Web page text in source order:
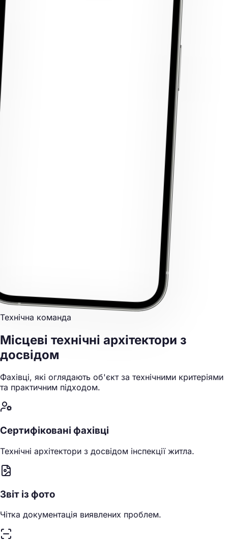
Технічна команда
Місцеві технічні архітектори з
досвідом
Фахівці, які оглядають об'єкт за технічними критеріями
та практичним підходом.
Сертифіковані фахівці
Технічні архітектори з досвідом інспекції житла.
Звіт із фото
Чітка документація виявлених проблем.